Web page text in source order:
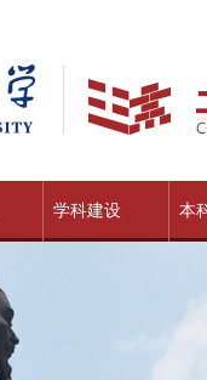
学科建设 本